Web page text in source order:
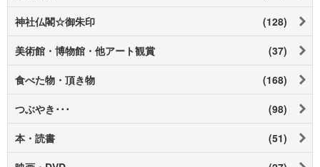
神社仏閣☆御朱印 (128)
美術館・博物館・他アート観賞 (37)
食べた物・頂き物 (168)
つぶやき･･･ (98)
本・読書 (51)